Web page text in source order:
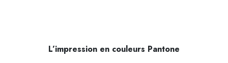
L’impression en couleurs Pantone